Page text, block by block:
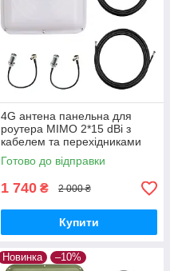
4G антена панельна для
роутера MIMO 2*15 dBi з
кабелем та перехідниками
Готово до відправки
1 740 ₴ 2 000 ₴
Купити
Новинка –10%